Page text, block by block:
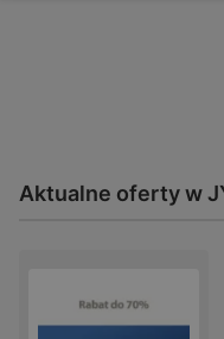
Aktualne oferty w